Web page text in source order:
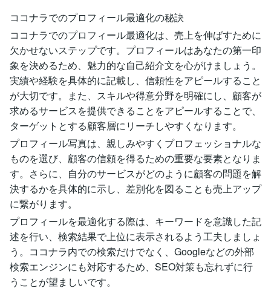
ココナラでのプロフィール最適化の秘訣
ココナラでのプロフィール最適化は、売上を伸ばすために
欠かせないステップです。プロフィールはあなたの第一印
象を決めるため、魅力的な自己紹介文を心がけましょう。
実績や経験を具体的に記載し、信頼性をアピールすること
が大切です。また、スキルや得意分野を明確にし、顧客が
求めるサービスを提供できることをアピールすることで、
ターゲットとする顧客層にリーチしやすくなります。
プロフィール写真は、親しみやすくプロフェッショナルな
ものを選び、顧客の信頼を得るための重要な要素となりま
す。さらに、自分のサービスがどのように顧客の問題を解
決するかを具体的に示し、差別化を図ることも売上アップ
に繋がります。
プロフィールを最適化する際は、キーワードを意識した記
述を行い、検索結果で上位に表示されるよう工夫しましょ
う。ココナラ内での検索だけでなく、Googleなどの外部
検索エンジンにも対応するため、SEO対策も忘れずに行
うことが望ましいです。